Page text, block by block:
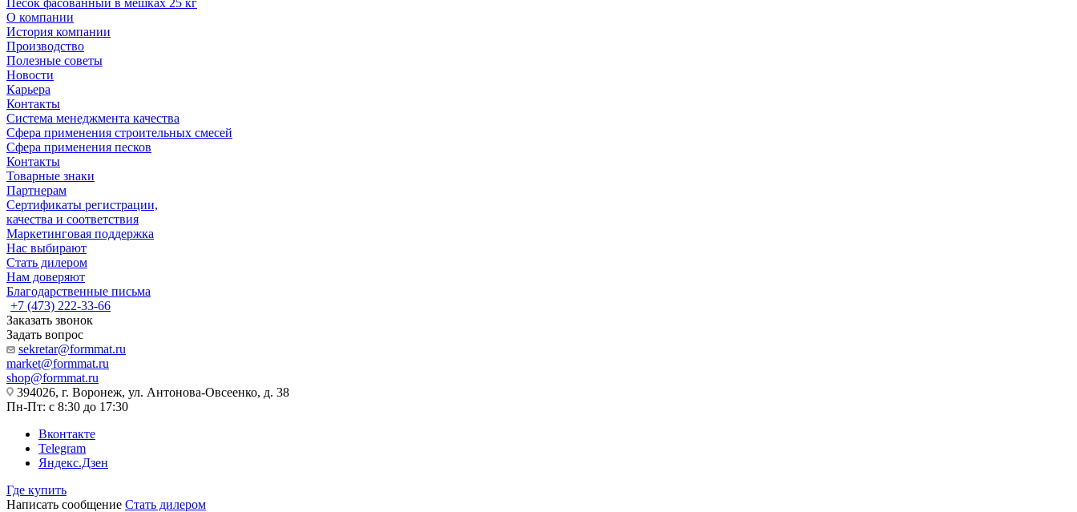
Песок фасованный в мешках 25 кг
О компании
История компании
Производство
Полезные советы
Новости
Карьера
Контакты
Система менеджмента качества
Сфера применения строительных смесей
Сфера применения песков
Контакты
Товарные знаки
Партнерам
Сертификаты регистрации,
качества и соответствия
Маркетинговая поддержка
Нас выбирают
Стать дилером
Нам доверяют
Благодарственные письма
+7 (473) 222-33-66
Заказать звонок
Задать вопрос
sekretar@formmat.ru
market@formmat.ru
shop@formmat.ru
394026, г. Воронеж, ул. Антонова-Овсеенко, д. 38
Пн-Пт: с 8:30 до 17:30
Вконтакте
Telegram
Яндекс.Дзен
Где купить
Написать сообщение Стать дилером